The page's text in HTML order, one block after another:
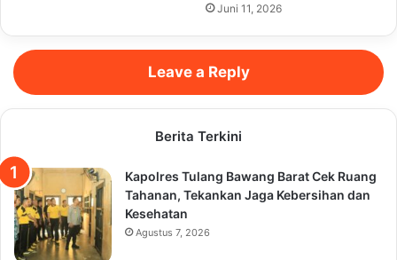
Juni 11, 2026
Leave a Reply
Berita Terkini
Kapolres Tulang Bawang Barat Cek Ruang
Tahanan, Tekankan Jaga Kebersihan dan
Kesehatan
Agustus 7, 2026